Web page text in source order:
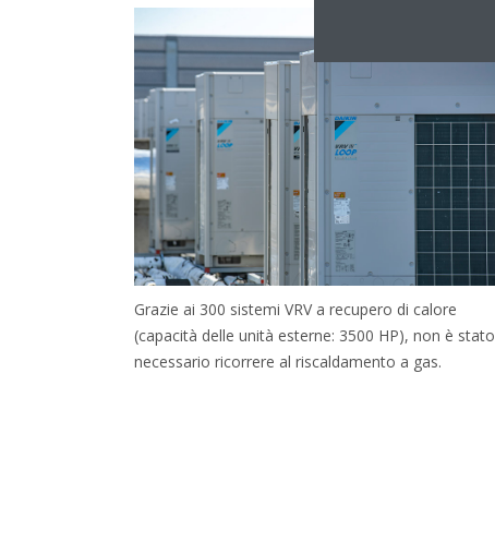
Grazie ai 300 sistemi VRV a recupero di calore
(capacità delle unità esterne: 3500 HP), non è stato
necessario ricorrere al riscaldamento a gas.